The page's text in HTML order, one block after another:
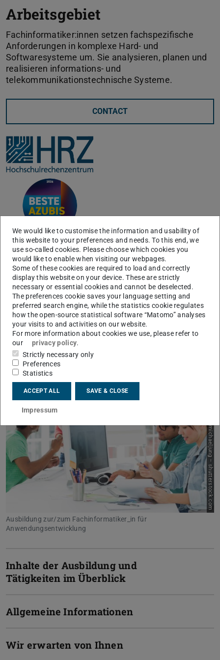
Arbeitsgebiet
Fachinformatiker:innen setzen fachspezifische
Anforderungen in komplexe Hard- und
Softwaresysteme um. Sie analysieren, planen und
realisieren informations- und
telekommunikationstechnische Systeme.
CONTACT
Fachinformatiker:innen führen neue oder modifizierte
Systeme der Informations- und
Telekommunikationstechnik ein. Kunden und Benutzern
stehen sie für die fachliche Beratung, Betreuung und
Schulung zur Verfügung. Typische Einsatzgebiete in der
Fachrichtung Anwendungsentwicklung sind zum Beispiel
kaufmännische und technische Systeme,
Expertensysteme, mathematisch-wissenschaftliche
Systeme oder Multimedia-Systeme.
Picture: michaeljung – shutterstock.com
Ausbildung zur/zum Fachinformatiker_in für
Anwendungsentwicklung
Inhalte der Ausbildung und
Tätigkeiten im Überblick
Allgemeine Informationen
Wir erwarten von Ihnen
We would like to customise the information and usability of
this website to your preferences and needs. To this end, we
use so-called cookies. Please choose which cookies you
would like to enable when visiting our webpages.
Some of these cookies are required to load and correctly
display this website on your device. These are strictly
necessary or essential cookies and cannot be deselected.
The preferences cookie saves your language setting and
preferred search engine, while the statistics cookie regulates
how the open-source statistical software “Matomo” analyses
your visits to and activities on our website.
For more information about cookies we use, please refer to
our
privacy policy.
Strictly necessary only
Preferences
Statistics
ACCEPT ALL SAVE & CLOSE
Impressum